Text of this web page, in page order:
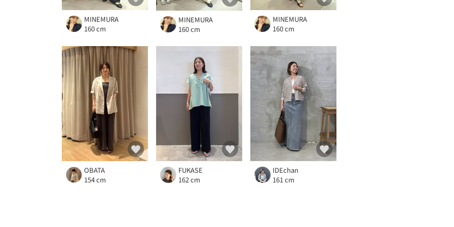
MINEMURA
160 cm
MINEMURA
160 cm
MINEMURA
160 cm
OBATA
154 cm
FUKASE
162 cm
IDEchan
161 cm